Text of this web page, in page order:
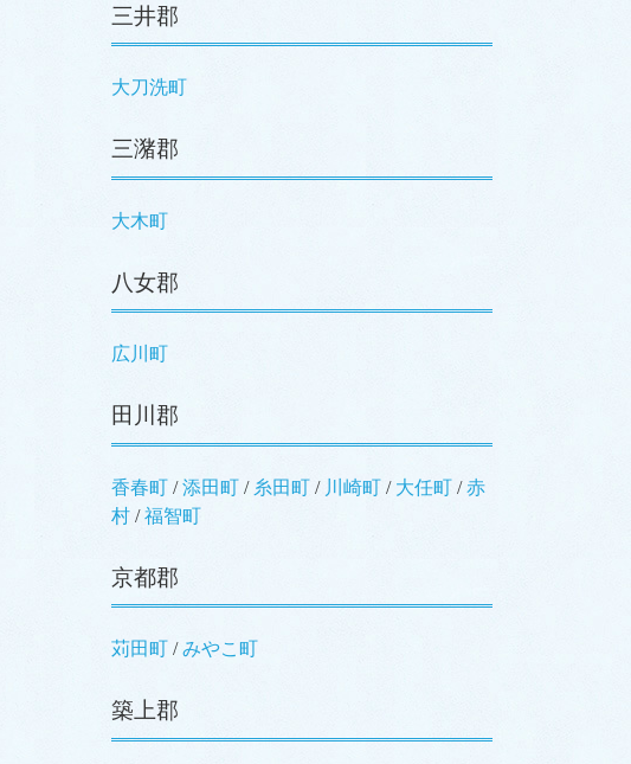
三井郡
大刀洗町
三潴郡
大木町
八女郡
広川町
田川郡
香春町 /添田町 / 糸田町 / 川崎町 / 大任町 /赤
村 /福智町
京都郡
苅田町 /みやこ町
築上郡